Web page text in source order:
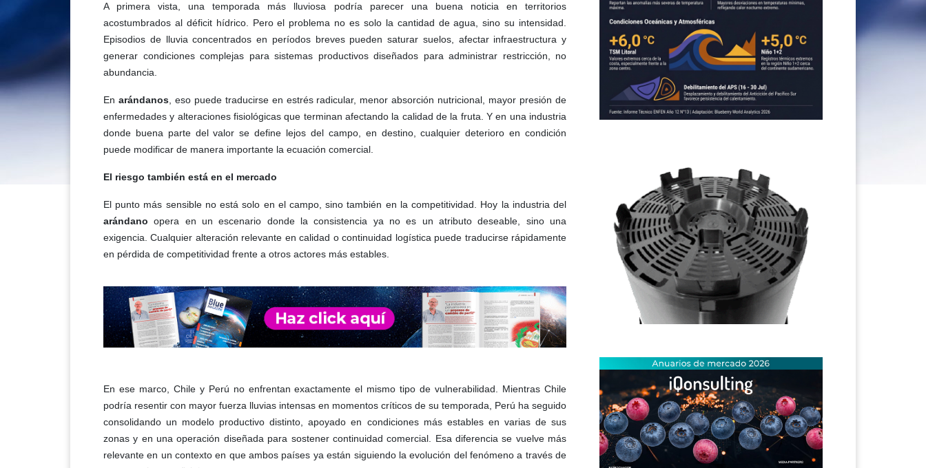
A primera vista, una temporada más lluviosa podría parecer una buena noticia en territorios
acostumbrados al déficit hídrico. Pero el problema no es solo la cantidad de agua, sino su intensidad.
Episodios de lluvia concentrados en períodos breves pueden saturar suelos, afectar infraestructura y
generar condiciones complejas para sistemas productivos diseñados para administrar restricción, no
abundancia.
En arándanos, eso puede traducirse en estrés radicular, menor absorción nutricional, mayor presión de
enfermedades y alteraciones fisiológicas que terminan afectando la calidad de la fruta. Y en una industria
donde buena parte del valor se define lejos del campo, en destino, cualquier deterioro en condición
puede modificar de manera importante la ecuación comercial.
El riesgo también está en el mercado
El punto más sensible no está solo en el campo, sino también en la competitividad. Hoy la industria del
arándano opera en un escenario donde la consistencia ya no es un atributo deseable, sino una
exigencia. Cualquier alteración relevante en calidad o continuidad logística puede traducirse rápidamente
en pérdida de competitividad frente a otros actores más estables.
En ese marco, Chile y Perú no enfrentan exactamente el mismo tipo de vulnerabilidad. Mientras Chile
podría resentir con mayor fuerza lluvias intensas en momentos críticos de su temporada, Perú ha seguido
consolidando un modelo productivo distinto, apoyado en condiciones más estables en varias de sus
zonas y en una operación diseñada para sostener continuidad comercial. Esa diferencia se vuelve más
relevante en un contexto en que ambos países ya están siguiendo la evolución del fenómeno a través de